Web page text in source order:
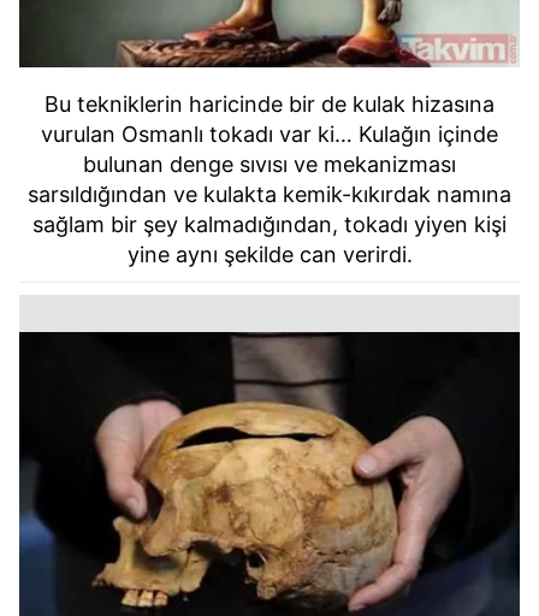
Bu tekniklerin haricinde bir de kulak hizasına
vurulan Osmanlı tokadı var ki… Kulağın içinde
bulunan denge sıvısı ve mekanizması
sarsıldığından ve kulakta kemik-kıkırdak namına
sağlam bir şey kalmadığından, tokadı yiyen kişi
yine aynı şekilde can verirdi.